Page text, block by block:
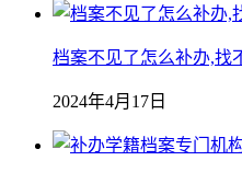
档案不见了怎么补办,找
2024年4月17日